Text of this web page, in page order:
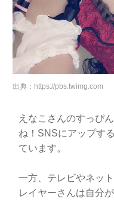
出典： https://pbs.twimg.com
えなこさんのすっぴ
ね！SNSにアップす
ています。
一方、テレビやネッ
レイヤーさんは自分